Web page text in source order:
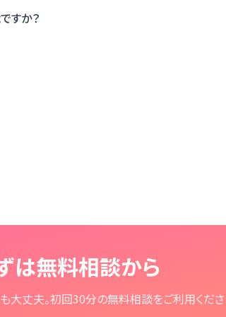
すか？
は無料相談から
大丈夫。初回30分の無料相談をご利用くださ